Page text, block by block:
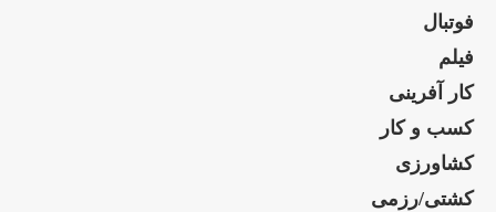
فوتبال
فیلم
کار آفرینی
کسب و کار
کشاورزی
کشتی/رزمی